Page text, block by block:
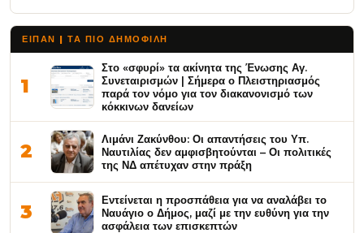
ΕΙΠΑΝ | ΤΑ ΠΙΟ ΔΗΜΟΦΙΛΉ
1
Στο «σφυρί» τα ακίνητα της Ένωσης Αγ.
Συνεταιρισμών | Σήμερα ο Πλειστηριασμός
παρά τον νόμο για τον διακανονισμό των
κόκκινων δανείων
2
Λιμάνι Ζακύνθου: Οι απαντήσεις του Υπ.
Ναυτιλίας δεν αμφισβητούνται – Οι πολιτικές
της ΝΔ απέτυχαν στην πράξη
3
Εντείνεται η προσπάθεια για να αναλάβει το
Ναυάγιο ο Δήμος, μαζί με την ευθύνη για την
ασφάλεια των επισκεπτών